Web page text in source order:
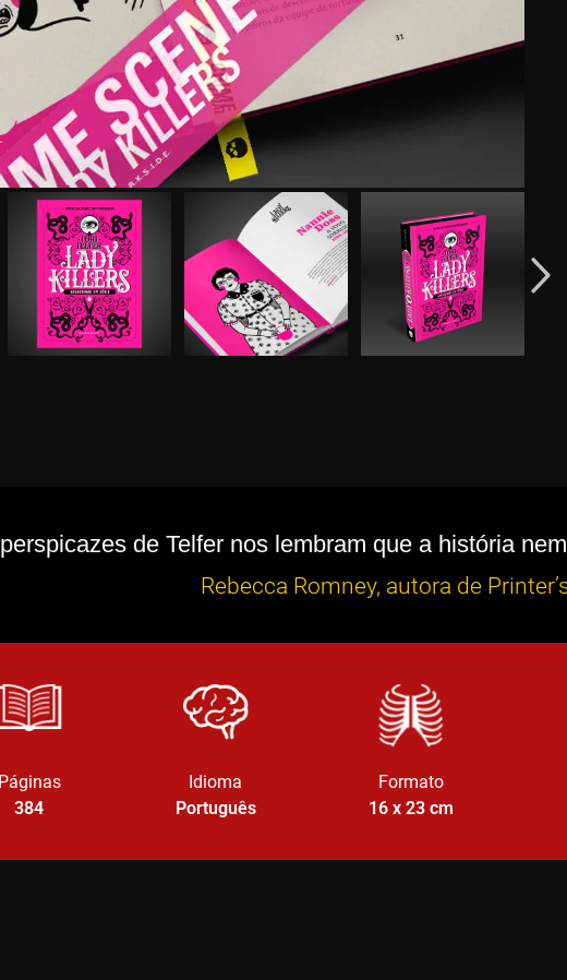
de Telfer nos lembram que a história
Rebecca Romney, autora de
Páginas
384
Idioma
Português
Formato
16 x 23 cm